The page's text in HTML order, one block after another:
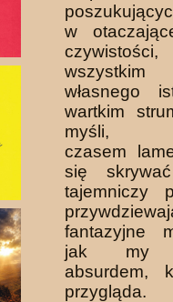
w
własnego
wartkim
myśli,
czasem
się
tajemniczy
fantazyjne
jak my
absurdem,
przygląda.